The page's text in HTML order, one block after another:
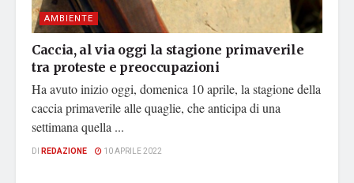
AMBIENTE
Caccia, al via oggi la stagione primaverile
tra proteste e preoccupazioni
Ha avuto inizio oggi, domenica 10 aprile, la stagione della
caccia primaverile alle quaglie, che anticipa di una
settimana quella ...
DI REDAZIONE 10 APRILE 2022